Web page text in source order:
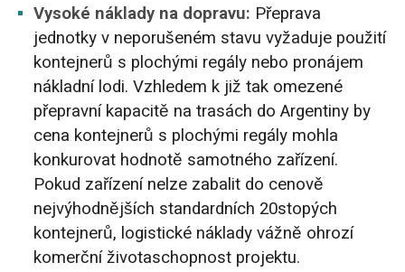
Vysoké náklady na dopravu: Přeprava
jednotky v neporušeném stavu vyžaduje použití
kontejnerů s plochými regály nebo pronájem
nákladní lodi. Vzhledem k již tak omezené
přepravní kapacitě na trasách do Argentiny by
cena kontejnerů s plochými regály mohla
konkurovat hodnotě samotného zařízení.
Pokud zařízení nelze zabalit do cenově
nejvýhodnějších standardních 20stopých
kontejnerů, logistické náklady vážně ohrozí
komerční životaschopnost projektu.